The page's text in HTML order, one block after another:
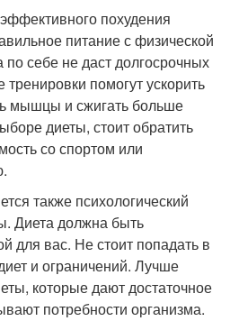
похудения
питание с физической
себе не даст долгосрочных
тренировки помогут ускорить
мышцы и сжигать больше
диеты, стоит обратить
со спортом или
также психологический
Диета должна быть
для вас. Не стоит попадать в
и ограничений. Лучше
которые дают достаточное
потребности организма.